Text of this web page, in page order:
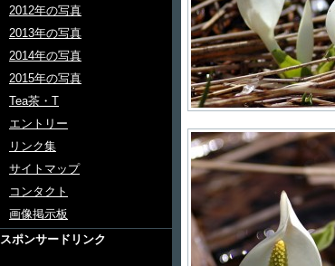
2012年の写真
2013年の写真
2014年の写真
2015年の写真
Tea茶・T
エントリー
リンク集
サイトマップ
コンタクト
画像掲示板
スポンサードリンク